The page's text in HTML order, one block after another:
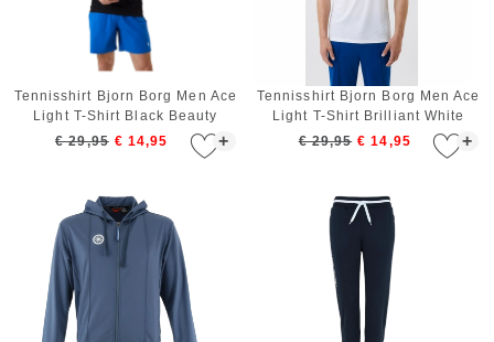
+
Tennisshirt Bjorn Borg Men Ace
Light T-Shirt Black Beauty
€ 29,95 € 14,95 +
Tennisshirt Bjorn Borg Men Ace
Light T-Shirt Brilliant White
€ 29,95 € 14,95